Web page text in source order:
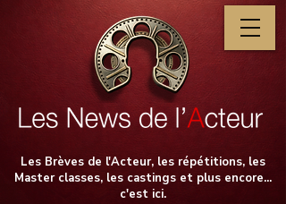
Les Brèves de l'Acteur, les répétitions, les
Master classes, les castings et plus encore...
c'est ici.